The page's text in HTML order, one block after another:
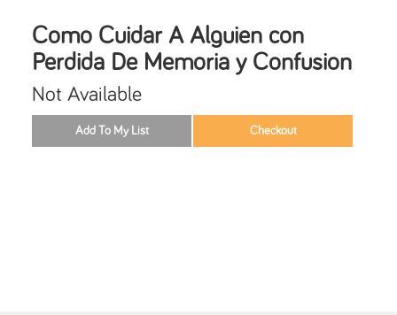
Como Cuidar A Alguien con
Perdida De Memoria y Confusion
Not Available